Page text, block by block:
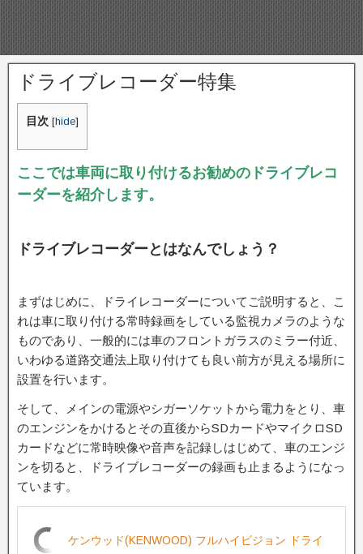
ドライブレコーダー特集
目次 [hide]
ここでは車両に取り付けるお勧めのドライブレコ
ーダーを紹介します。
ドライブレコーダーとはなんでしょう？
まずはじめに、ドライレコーダーについてご説明すると、こ
れは車に取り付ける常時録画をしている監視カメラのような
ものであり、一般的には車のフロントガラスのミラー付近、
いわゆる道路交通法上取り付けても良い前方が見える場所に
設置を行います。
そして、メインの電源やシガーソケットから電力をとり、車
のエンジンをかけるとその直後からSDカードやマイクロSD
カードなどに常時映像や音声を記録しはじめて、車のエンジ
ンを切ると、ドライブレコーダーの録画も止まるようになっ
ています。
ケンウッド(KENWOOD) フルハイビジョン ドライ